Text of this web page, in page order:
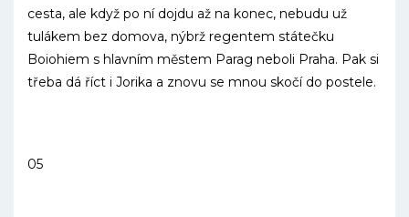
cesta, ale když po ní dojdu až na konec, nebudu už
tulákem bez domova, nýbrž regentem státečku
Boiohiem s hlavním městem Parag neboli Praha. Pak si
třeba dá říct i Jorika a znovu se mnou skočí do postele.
05